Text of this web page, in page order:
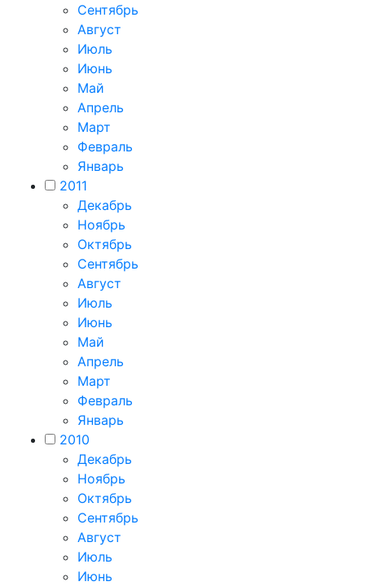
Сентябрь
Август
Июль
Июнь
Май
Апрель
Март
Февраль
Январь
2011
Декабрь
Ноябрь
Октябрь
Сентябрь
Август
Июль
Июнь
Май
Апрель
Март
Февраль
Январь
2010
Декабрь
Ноябрь
Октябрь
Сентябрь
Август
Июль
Июнь